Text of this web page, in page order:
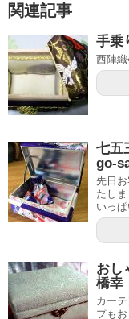
関連記事
手乗
西陣織
七五
go-
先日
たし
いっ
お
橋
カー
プも